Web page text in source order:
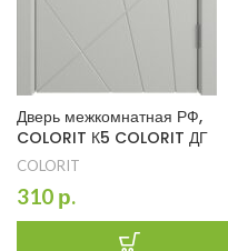
Дверь межкомнатная РФ,
COLORIT К5 COLORIT ДГ
COLORIT
310 р.